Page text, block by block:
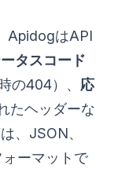
ApidogはAPI
タスコード
の404）、 応
たヘッダーな
、JSON、
ーマットで